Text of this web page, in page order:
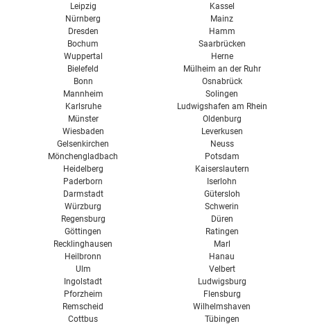
SüdwestLeipzig
Nürnberg
Dresden
Bochum
Wuppertal
Bielefeld
Bonn
Mannheim
Karlsruhe
Münster
Wiesbaden
Gelsenkirchen
Mönchengladbach
Kassel
Mainz
Hamm
Saarbrücken
Herne
Mülheim an der Ruhr
Osnabrück
Solingen
Ludwigshafen am Rhein
Oldenburg
Leverkusen
Neuss
Potsdam
Heidelberg
Paderborn
Darmstadt
Würzburg
Regensburg
Göttingen
Recklinghausen
Heilbronn
Ulm
Ingolstadt
Pforzheim
Remscheid
Cottbus
Kaiserslautern
Iserlohn
Gütersloh
Schwerin
Düren
Ratingen
Marl
Hanau
Velbert
Ludwigsburg
Flensburg
Wilhelmshaven
Tübingen